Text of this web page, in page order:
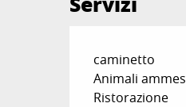
caminetto
Animali
Ristorazione